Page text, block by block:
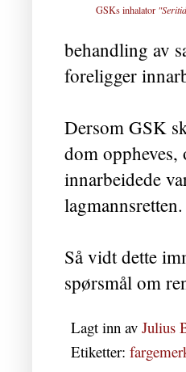
GSKs inhalator
behandling av
foreligger
Dersom GSK
dom
innarbeidede
lagmannsretten.
Så vidt dette
spørsmål om
Lagt inn av Julius
Etiketter: